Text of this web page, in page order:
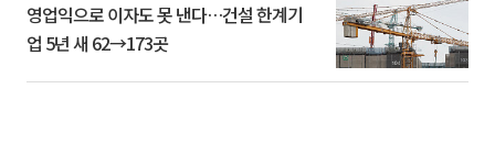
영업익으로 이자도 못 낸다…건설 한계기
업 5년 새 62→173곳